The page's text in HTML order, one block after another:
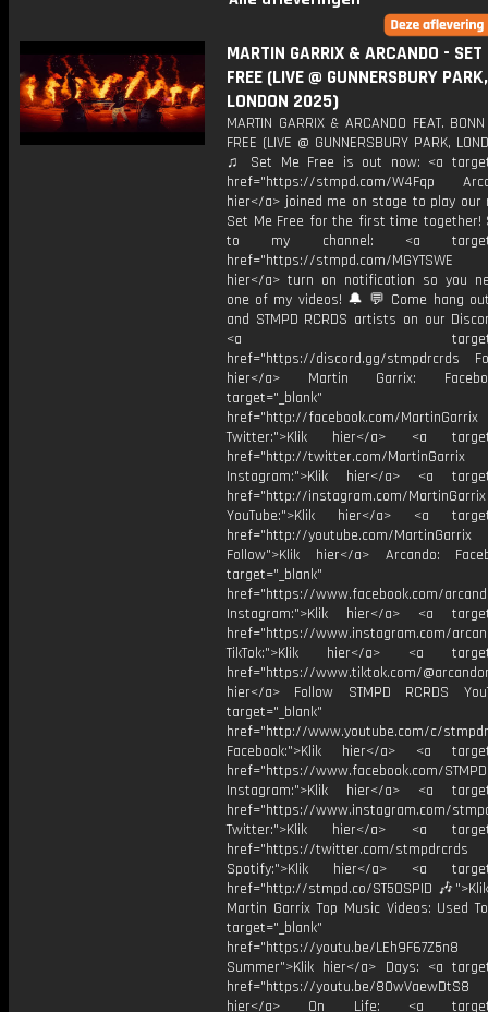
MARTIN GARRIX & ARCANDO - SET
FREE (LIVE @ GUNNERSBURY PARK,
LONDON 2025)
MARTIN GARRIX & ARCANDO FEAT.
FREE (LIVE @ GUNNERSBURY PARK,
♫ Set Me Free is out now: <a
href="https://stmpd.com/W4Fqp
hier</a> joined me on stage to play our
Set Me Free for the first time together!
to my channel: <a
href="https://stmpd.com/MGYTSWE
hier</a> turn on notification so you
one of my videos! 🔔 💬 Come hang
and STMPD RCRDS artists on our
<a
href="https://discord.gg/stmpdrcrds
hier</a> Martin Garrix:
target="_blank"
href="http://facebook.com/MartinGarrix
Twitter:">Klik hier</a> <a
href="http://twitter.com/MartinGarrix
Instagram:">Klik hier</a> <a
href="http://instagram.com/MartinGarrix
YouTube:">Klik hier</a> <a
href="http://youtube.com/MartinGarrix
Follow">Klik hier</a> Arcando:
target="_blank"
href="https://www.facebook.com/
Instagram:">Klik hier</a> <a
href="https://www.instagram.com/
TikTok:">Klik hier</a> <a
href="https://www.tiktok.com/
hier</a> Follow STMPD RCRDS
target="_blank"
href="http://www.youtube.com/c/
Facebook:">Klik hier</a> <a
href="https://www.facebook.com/
Instagram:">Klik hier</a> <a
href="https://www.instagram.com/
Twitter:">Klik hier</a> <a
href="https://twitter.com/stmpdrcrds
Spotify:">Klik hier</a> <a
href="http://stmpd.co/ST50SPID
Martin Garrix Top Music Videos: Used
target="_blank"
href="https://youtu.be/LEh9F67Z5n8
Summer">Klik hier</a> Days: <a
href="https://youtu.be/8OwVaewDtS8
hier</a> On Life: <a